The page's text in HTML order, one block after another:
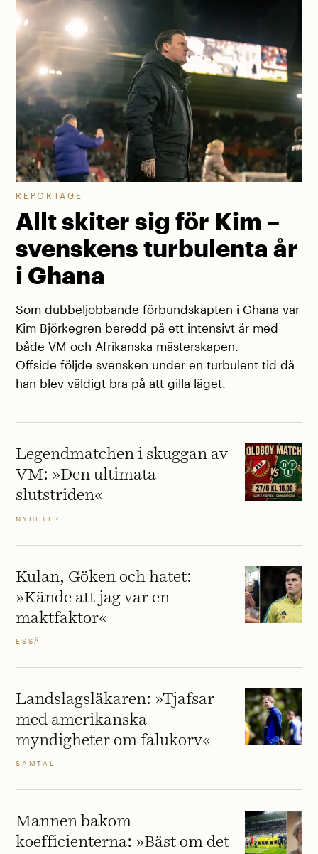
REPORTAGE
Allt skiter sig för Kim –
svenskens turbulenta år
i Ghana
Som dubbeljobbande förbundskapten i Ghana var
Kim Björkegren beredd på ett intensivt år med
både VM och Afrikanska mästerskapen.
Offside följde svensken under en turbulent tid då
han blev väldigt bra på att gilla läget.
Legendmatchen i skuggan av
VM: »Den ultimata
slutstriden«
NYHETER
Kulan, Göken och hatet:
»Kände att jag var en
maktfaktor«
ESSÄ
Landslagsläkaren: »Tjafsar
med amerikanska
myndigheter om falukorv«
SAMTAL
Mannen bakom
koefficienterna: »Bäst om det